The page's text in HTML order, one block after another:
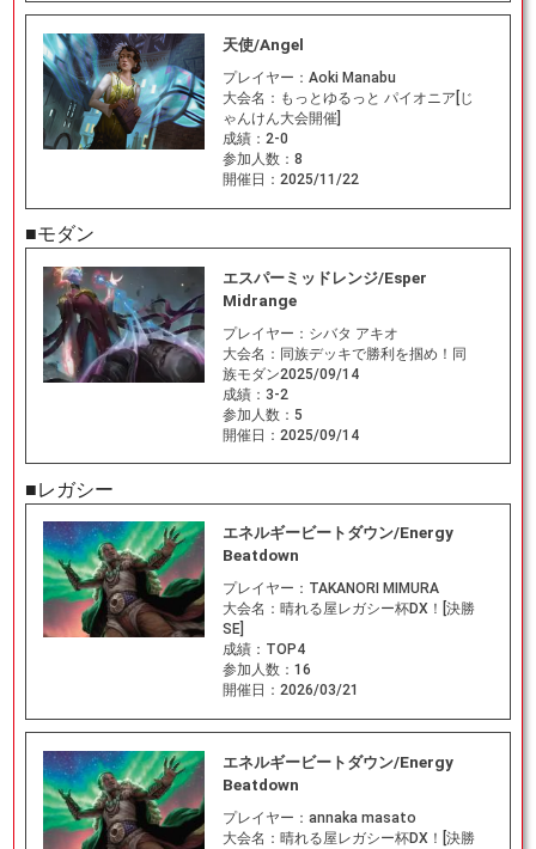
天使/Angel
プレイヤー： Aoki Manabu
大会名： もっとゆるっと パイオニア[じ
ゃんけん大会開催]
成績： 2-0
参加人数： 8
開催日： 2025/11/22
■モダン
エスパーミッドレンジ/Esper
Midrange
プレイヤー： シバタ アキオ
大会名： 同族デッキで勝利を掴め！同
族モダン2025/09/14
成績： 3-2
参加人数： 5
開催日： 2025/09/14
■レガシー
エネルギービートダウン/Energy
Beatdown
プレイヤー： TAKANORI MIMURA
大会名： 晴れる屋レガシー杯DX！[決勝
SE]
成績： TOP4
参加人数： 16
開催日： 2026/03/21
エネルギービートダウン/Energy
Beatdown
プレイヤー： annaka masato
大会名： 晴れる屋レガシー杯DX！[決勝